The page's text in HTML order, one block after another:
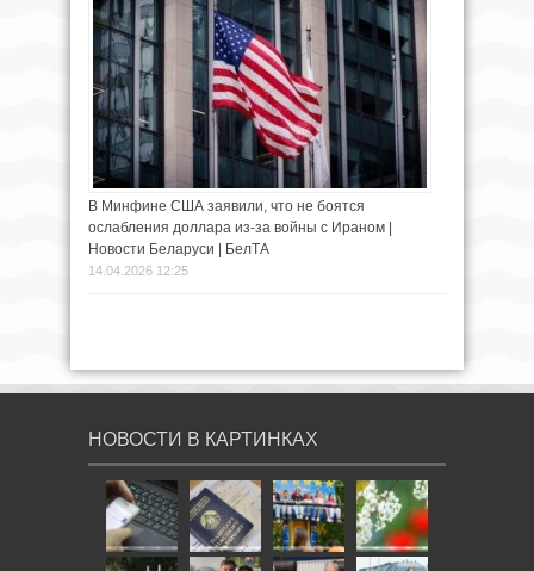
В Минфине США заявили, что не боятся
ослабления доллара из-за войны с Ираном |
Новости Беларуси | БелТА
14.04.2026 12:25
НОВОСТИ В КАРТИНКАХ